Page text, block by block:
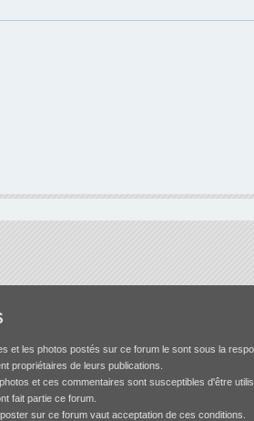
et les photos postés sur ce forum le sont sous la
propriétaires de leurs publications.
et ces commentaires sont susceptibles d'être
fait partie ce forum.
sur ce forum vaut acceptation de ces conditions.